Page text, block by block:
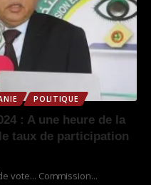
POLITIQUE
: A une heure de la
taux de participation
vote... Commission…